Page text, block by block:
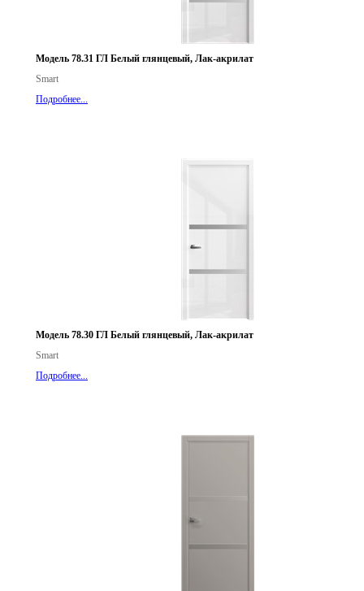
Модель 78.31 ГЛ Белый глянцевый, Лак-акрилат
Smart
Подробнее...
Модель 78.30 ГЛ Белый глянцевый, Лак-акрилат
Smart
Подробнее...